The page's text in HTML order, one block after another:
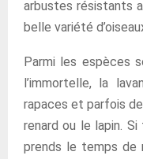
arbustes résistants
belle variété
Parmi les espèces
l’immortelle, la
rapaces et parfois
renard ou le lapin. Si
prends le temps de